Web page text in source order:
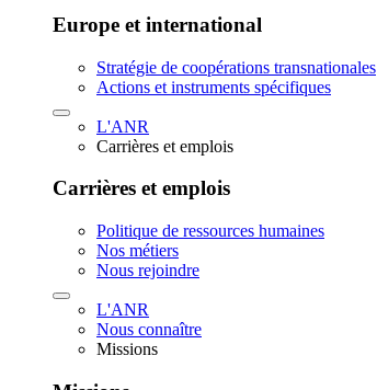
Europe et international
Stratégie de coopérations transnationales
Actions et instruments spécifiques
L'ANR
Carrières et emplois
Carrières et emplois
Politique de ressources humaines
Nos métiers
Nous rejoindre
L'ANR
Nous connaître
Missions